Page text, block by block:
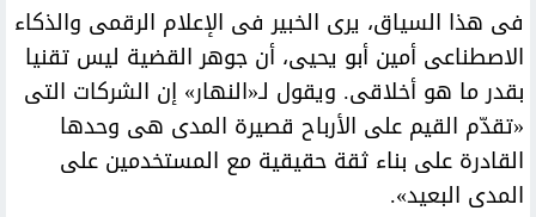
فى هذا السياق، يرى الخبير فى الإعلام الرقمى والذكاء
الاصطناعى أمين أبو يحيى، أن جوهر القضية ليس تقنيا
بقدر ما هو أخلاقى. ويقول لـ«النهار» إن الشركات التى
«تقدّم القيم على الأرباح قصيرة المدى هى وحدها
القادرة على بناء ثقة حقيقية مع المستخدمين على
المدى البعيد».